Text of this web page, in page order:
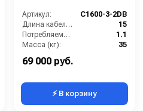
Артикул:
C1600-3-2DB
Длина кабеля (м):
15
Потребляемая мощность (кВт):
1.1
Масса (кг):
35
69 000 руб.
⚡ В корзину